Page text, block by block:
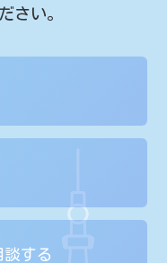
さい。
談する